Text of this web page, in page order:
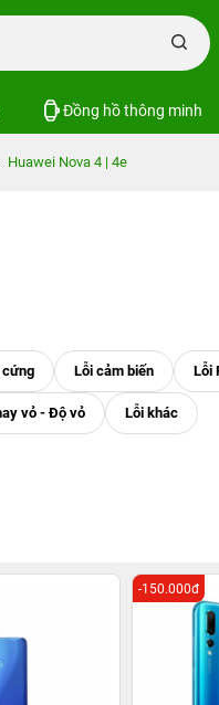
Đồng hồ thông minh
Huawei Nova 4 | 4e
-150.000đ